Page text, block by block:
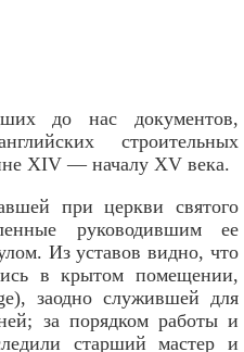
до нас документов,
строительных
XIV — началу XV века.
при церкви святого
руководившим ее
Из уставов видно, что
в крытом помещении,
заодно служившей для
за порядком работы и
старший мастер и